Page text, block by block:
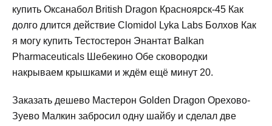
купить Оксанабол British Dragon Красноярск-45 Как
долго длится действие Clomidol Lyka Labs Болхов Как
я могу купить Тестостерон Энантат Balkan
Pharmaceuticals Шебекино Обе сковородки
накрываем крышками и ждём ещё минут 20.
Заказать дешево Мастерон Golden Dragon Орехово-
Зуево Малкин забросил одну шайбу и сделал две